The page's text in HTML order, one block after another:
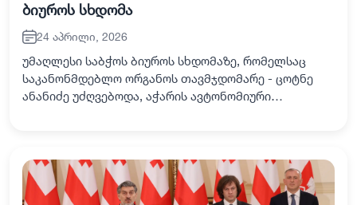
ბიუროს სხდომა
24 აპრილი, 2026
უმაღლესი საბჭოს ბიუროს სხდომაზე, რომელსაც
საკანონმდებლო ორგანოს თავმჯდომარე - ცოტნე
ანანიძე უძღვებოდა, აჭარის ავტონომიური